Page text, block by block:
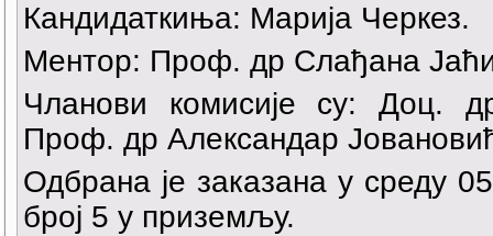
Кандидаткиња: Марија Черкез.
Ментор: Проф. др Слађана
Чланови комисије су: Доц.
Проф. др Александар
Одбрана је заказана у среду
број 5 у приземљу.